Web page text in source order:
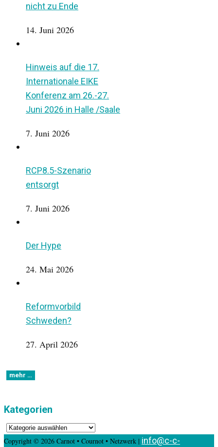
nicht zu Ende
14. Juni 2026
Hinweis auf die 17.
Internationale EIKE
Konferenz am 26.-27.
Juni 2026 in Halle /Saale
7. Juni 2026
RCP8.5-Szenario
entsorgt
7. Juni 2026
Der Hype
24. Mai 2026
Reformvorbild
Schweden?
27. April 2026
Kategorien
Kategorien
Copyright © 2026 Carnot • Cournot • Netzwerk | info@c-c-